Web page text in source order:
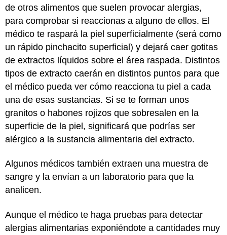
de otros alimentos que suelen provocar alergias,
para comprobar si reaccionas a alguno de ellos. El
médico te raspará la piel superficialmente (será como
un rápido pinchacito superficial) y dejará caer gotitas
de extractos líquidos sobre el área raspada. Distintos
tipos de extracto caerán en distintos puntos para que
el médico pueda ver cómo reacciona tu piel a cada
una de esas sustancias. Si se te forman unos
granitos o habones rojizos que sobresalen en la
superficie de la piel, significará que podrías ser
alérgico a la sustancia alimentaria del extracto.
Algunos médicos también extraen una muestra de
sangre y la envían a un laboratorio para que la
analicen.
Aunque el médico te haga pruebas para detectar
alergias alimentarias exponiéndote a cantidades muy